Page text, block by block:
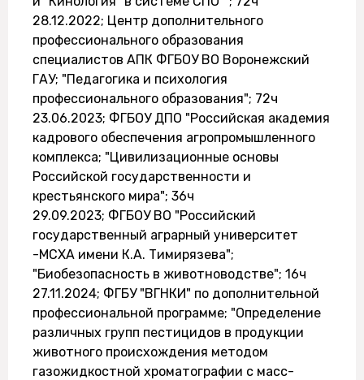
28.12.2022; Центр дополнительного
профессионального образования
специалистов АПК ФГБОУ ВО Воронежский
ГАУ; "Педагогика и психология
профессионального образования"; 72ч
23.06.2023; ФГБОУ ДПО "Российская академия
кадрового обеспечения агропромышленного
комплекса; "Цивилизационные основы
Российской государственности и
крестьянского мира"; 36ч
29.09.2023; ФГБОУ ВО "Российский
государственный аграрный университет
-МСХА имени К.А. Тимирязева";
"Биобезопасность в животноводстве"; 16ч
27.11.2024; ФГБУ "ВГНКИ" по дополнительной
профессиональной программе; "Определение
различных групп пестицидов в продукции
животного происхождения методом
газожидкостной хроматографии с масс-